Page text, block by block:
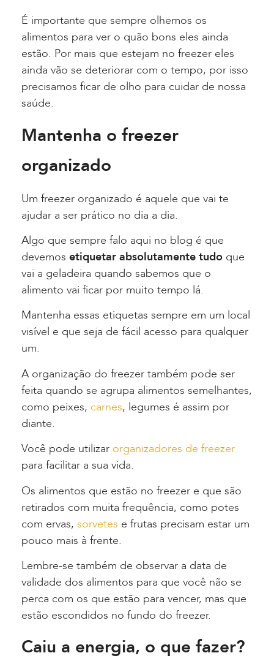
É importante que sempre olhemos os
alimentos para ver o quão bons eles ainda
estão. Por mais que estejam no freezer eles
ainda vão se deteriorar com o tempo, por isso
precisamos ficar de olho para cuidar de nossa
saúde.
Mantenha o freezer
organizado
Um freezer organizado é aquele que vai te
ajudar a ser prático no dia a dia.
Algo que sempre falo aqui no blog é que
devemos etiquetar absolutamente tudo que
vai a geladeira quando sabemos que o
alimento vai ficar por muito tempo lá.
Mantenha essas etiquetas sempre em um local
visível e que seja de fácil acesso para qualquer
um.
A organização do freezer também pode ser
feita quando se agrupa alimentos semelhantes,
como peixes, carnes, legumes é assim por
diante.
Você pode utilizar organizadores de freezer
para facilitar a sua vida.
Os alimentos que estão no freezer e que são
retirados com muita frequência, como potes
com ervas, sorvetes e frutas precisam estar um
pouco mais à frente.
Lembre-se também de observar a data de
validade dos alimentos para que você não se
perca com os que estão para vencer, mas que
estão escondidos no fundo do freezer.
Caiu a energia, o que fazer?